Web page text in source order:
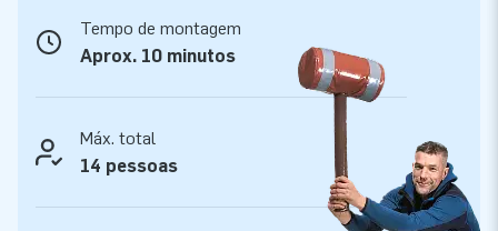
Grandeza.Tempo de montagem
Aprox. 10 minutos
Máx. total
14 pessoas